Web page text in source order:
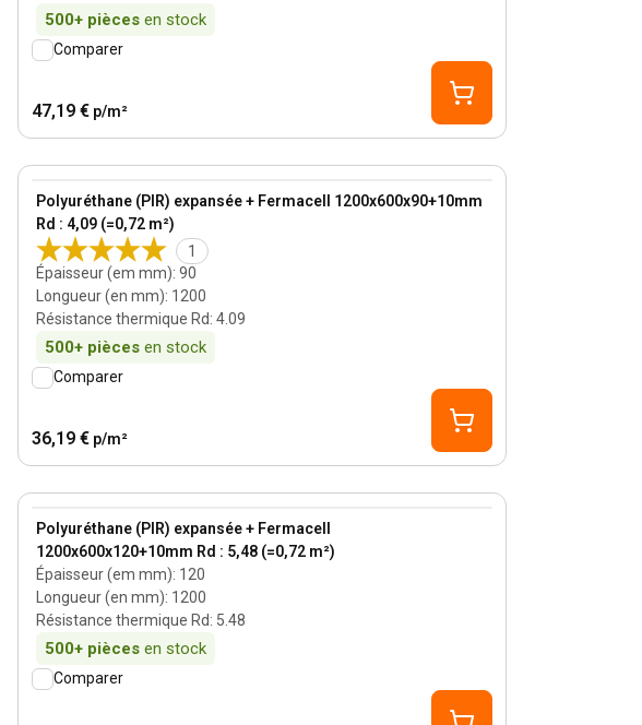
500+ pièces en stock
Comparer
47,19 € p/m²
Polyuréthane (PIR) expansée + Fermacell 1200x600x90+10mm
Rd : 4,09 (=0,72 m²)
1
Épaisseur (em mm): 90
Longueur (en mm): 1200
Résistance thermique Rd: 4.09
500+ pièces en stock
View product
Comparer
36,19 € p/m²
Polyuréthane (PIR) expansée + Fermacell
1200x600x120+10mm Rd : 5,48 (=0,72 m²)
Épaisseur (em mm): 120
Longueur (en mm): 1200
Résistance thermique Rd: 5.48
500+ pièces en stock
View product
Comparer